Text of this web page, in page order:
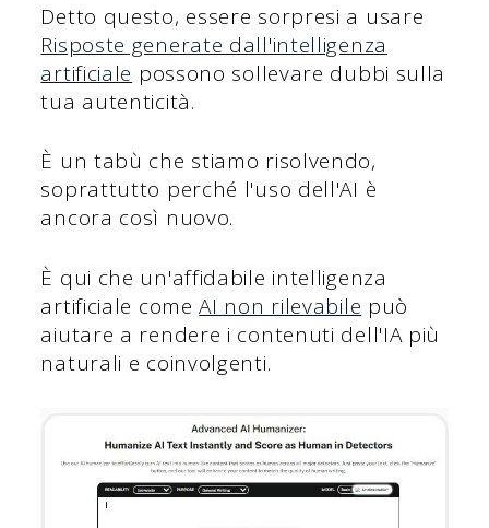
Detto questo, essere sorpresi a usare
Risposte generate dall'intelligenza
artificiale possono sollevare dubbi sulla
tua autenticità.
È un tabù che stiamo risolvendo,
soprattutto perché l'uso dell'AI è
ancora così nuovo.
È qui che un'affidabile intelligenza
artificiale comeAI non rilevabile può
aiutare a rendere i contenuti dell'IA più
naturali e coinvolgenti.